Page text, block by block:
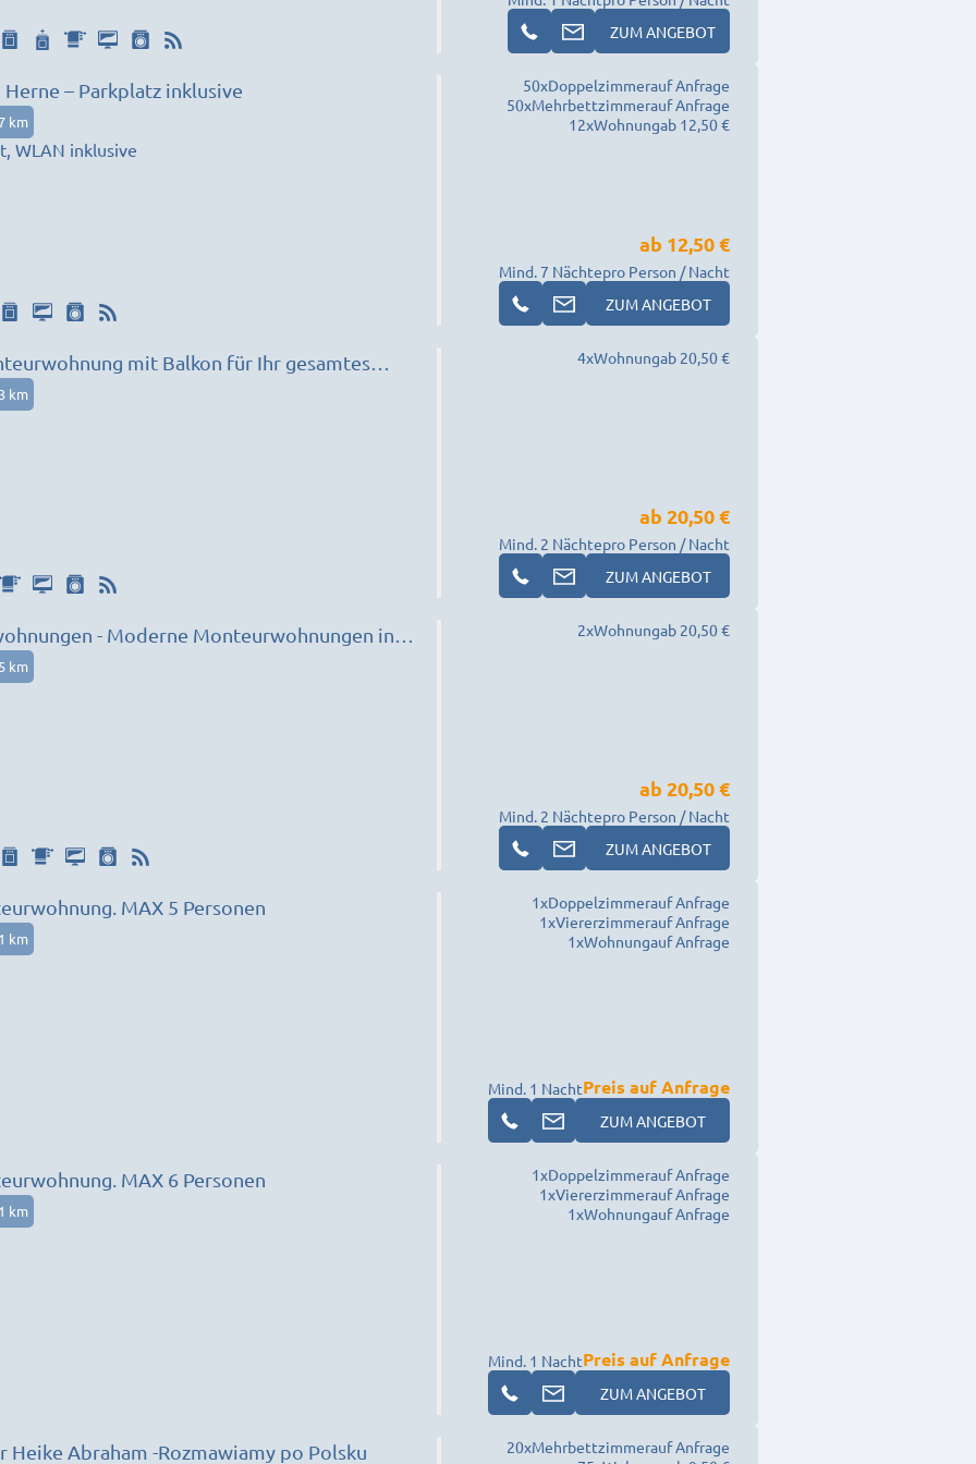
ZUM ANGEBOT
– Parkplatz inklusive
km
WLAN inklusive
50xDoppelzimmerauf Anfrage
50xMehrbettzimmerauf Anfrage
12xWohnungab 12,50 €
Mind. 7 Nächte
ab 12,50 €
pro Person / Nacht
ZUM ANGEBOT
mit Balkon für Ihr gesamtes
km
4xWohnungab 20,50 €
Mind. 2 Nächte
ab 20,50 €
pro Person / Nacht
ZUM ANGEBOT
- Moderne Monteurwohnungen in
für Ihren Aufenthalt
km
2xWohnungab 20,50 €
Mind. 2 Nächte
ab 20,50 €
pro Person / Nacht
ZUM ANGEBOT
MAX 5 Personen
km
1xDoppelzimmerauf Anfrage
1xViererzimmerauf Anfrage
1xWohnungauf Anfrage
Mind. 1 NachtPreis auf Anfrage
ZUM ANGEBOT
MAX 6 Personen
km
1xDoppelzimmerauf Anfrage
1xViererzimmerauf Anfrage
1xWohnungauf Anfrage
Mind. 1 NachtPreis auf Anfrage
ZUM ANGEBOT
Monteurzimmer Heike Abraham -Rozmawiamy po Polsku 20xMehrbettzimmerauf Anfrage